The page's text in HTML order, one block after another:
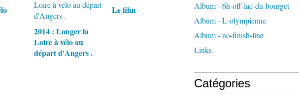
2014 : Longer la
Loire à vélo au
départ d'Angers .
Le film
Album - 6h-off-lac-du-bourget
Album - L-olympienne
Album - no-finish-line
Links
Catégories